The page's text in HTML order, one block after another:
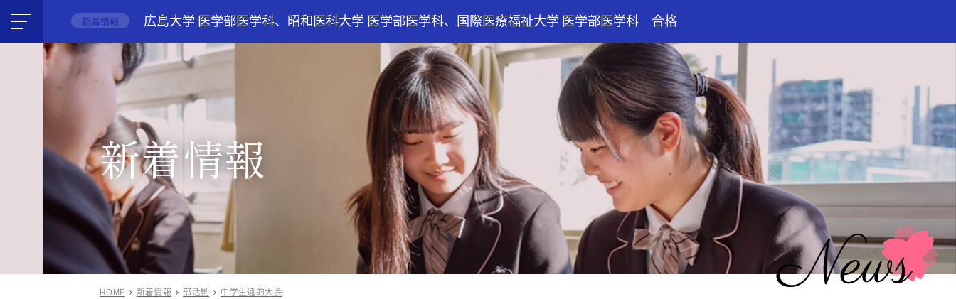
新着情報 広島大学 医学部医学科、昭和医科大学 医学部医学科、国際医療福祉大学 医学部医学科 合格
新着情報
News
HOME 新着情報 部活動 中学生遠的大会